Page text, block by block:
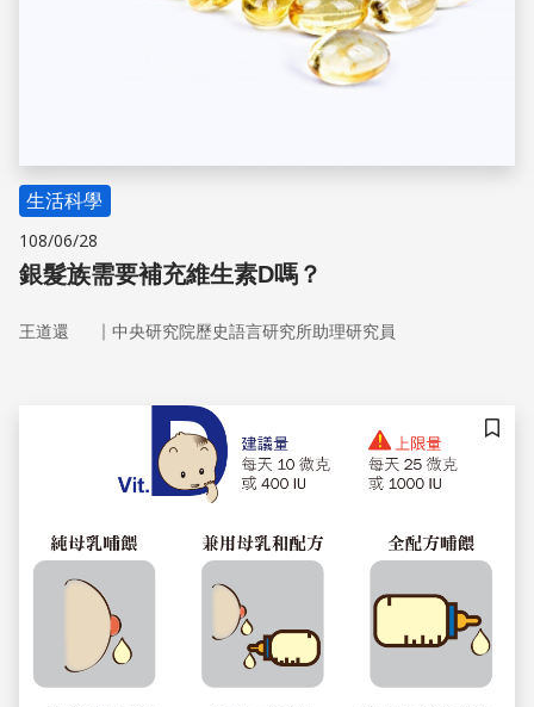
生活科學
108/06/28
銀髮族需要補充維生素D嗎？
王道還 ｜ 中央研究院歷史語言研究所助理研究員
儲存